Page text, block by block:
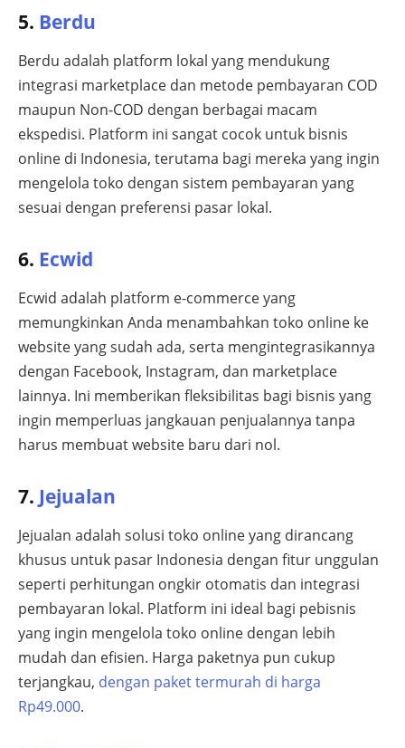
5. Berdu
Berdu adalah platform lokal yang mendukung
integrasi marketplace dan metode pembayaran COD
maupun Non-COD dengan berbagai macam
ekspedisi. Platform ini sangat cocok untuk bisnis
online di Indonesia, terutama bagi mereka yang ingin
mengelola toko dengan sistem pembayaran yang
sesuai dengan preferensi pasar lokal.
6. Ecwid
Ecwid adalah platform e-commerce yang
memungkinkan Anda menambahkan toko online ke
website yang sudah ada, serta mengintegrasikannya
dengan Facebook, Instagram, dan marketplace
lainnya. Ini memberikan fleksibilitas bagi bisnis yang
ingin memperluas jangkauan penjualannya tanpa
harus membuat website baru dari nol.
7. Jejualan
Jejualan adalah solusi toko online yang dirancang
khusus untuk pasar Indonesia dengan fitur unggulan
seperti perhitungan ongkir otomatis dan integrasi
pembayaran lokal. Platform ini ideal bagi pebisnis
yang ingin mengelola toko online dengan lebih
mudah dan efisien. Harga paketnya pun cukup
terjangkau, dengan paket termurah di harga
Rp49.000.